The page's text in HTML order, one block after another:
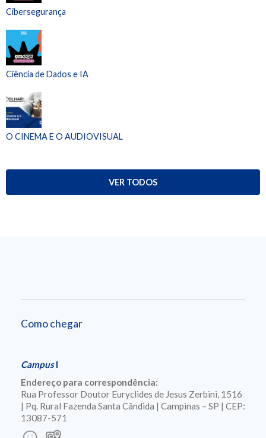
Cibersegurança
Ciência de Dados e IA
O CINEMA E O AUDIOVISUAL
VER TODOS
Como chegar
CampusI
Endereço para correspondência:
Rua Professor Doutor Euryclides de Jesus Zerbini, 1516
| Pq. Rural Fazenda Santa Cândida | Campinas – SP | CEP:
13087-571